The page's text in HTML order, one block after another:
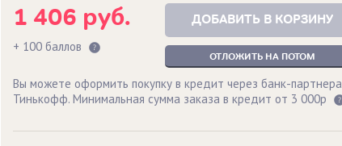
1 406 руб.
+ 100 баллов
ДОБАВИТЬ В КОРЗИНУ
ОТЛОЖИТЬ НА ПОТОМ
Вы можете оформить покупку в кредит через банк-партнера
Тинькофф. Минимальная сумма заказа в кредит от 3 000р